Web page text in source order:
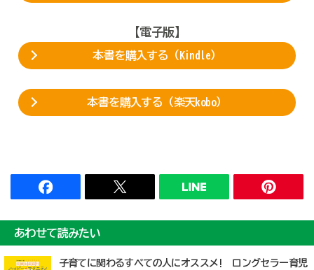
【電子版】
本書を購入する（Kindle）
本書を購入する（楽天kobo）
あわせて読みたい
子育てに関わるすべての人にオススメ! ロングセラー育児